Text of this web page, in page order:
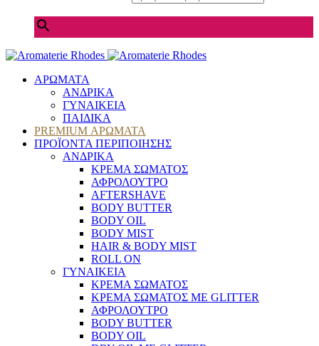
ΑΡΩΜΑΤΑ
ΑΝΔΡΙΚΑ
ΓΥΝΑΙΚΕΙΑ
ΠΑΙΔΙΚΑ
PREMIUM ΑΡΩΜΑΤΑ
ΠΡΟΪΟΝΤΑ ΠΕΡΙΠΟΙΗΣΗΣ
ΑΝΔΡΙΚΑ
ΚΡΕΜΑ ΣΩΜΑΤΟΣ
ΑΦΡΟΛΟΥΤΡΟ
AFTERSHAVE
BODY BUTTER
BODY OIL
BODY MIST
HAIR & BODY MIST
ROLL ON
ΓΥΝΑΙΚΕΙΑ
ΚΡΕΜΑ ΣΩΜΑΤΟΣ
ΚΡΕΜΑ ΣΩΜΑΤΟΣ ΜΕ GLITTER
ΑΦΡΟΛΟΥΤΡΟ
BODY BUTTER
BODY OIL